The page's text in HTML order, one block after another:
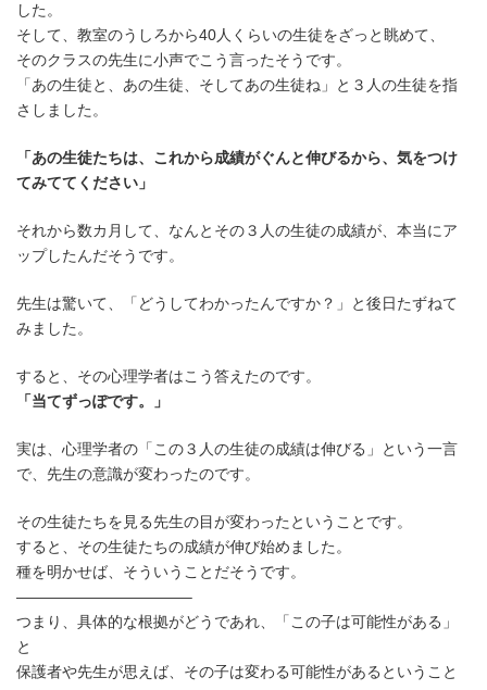
した。
そして、教室のうしろから40人くらいの生徒をざっと眺めて、
そのクラスの先生に小声でこう言ったそうです。
「あの生徒と、あの生徒、そしてあの生徒ね」と３人の生徒を指
さしました。
「あの生徒たちは、これから成績がぐんと伸びるから、気をつけ
てみててください」
それから数カ月して、なんとその３人の生徒の成績が、本当にア
ップしたんだそうです。
先生は驚いて、「どうしてわかったんですか？」と後日たずねて
みました。
すると、その心理学者はこう答えたのです。
「当てずっぽです。」
実は、心理学者の「この３人の生徒の成績は伸びる」という一言
で、先生の意識が変わったのです。
その生徒たちを見る先生の目が変わったということです。
すると、その生徒たちの成績が伸び始めました。
種を明かせば、そういうことだそうです。
———————————–
つまり、具体的な根拠がどうであれ、「この子は可能性がある」
と
保護者や先生が思えば、その子は変わる可能性があるということ